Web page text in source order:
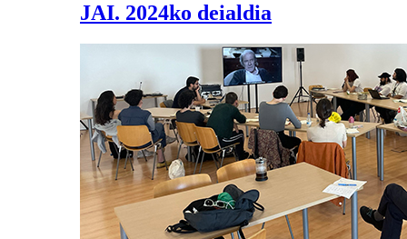
JAI. 2024ko deialdia